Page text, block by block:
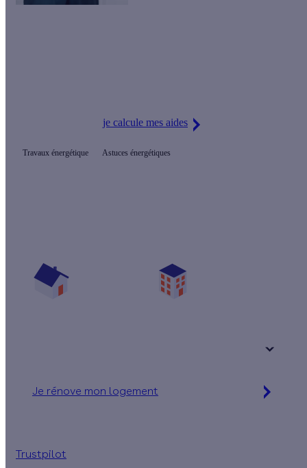
je calcule mes aides
Travaux énergétique Astuces énergétiques
Je rénove mon logement
Trustpilot